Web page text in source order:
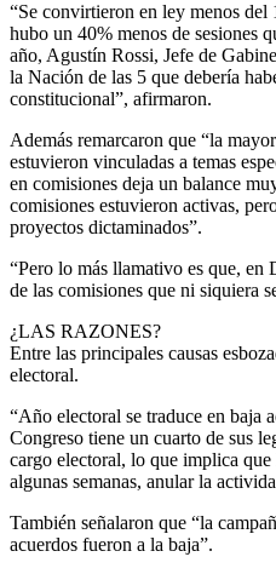
“Se convirtieron en ley menos del
hubo un 40% menos de sesiones
año, Agustín Rossi, Jefe de
la Nación de las 5 que debería
constitucional”, afirmaron.
Además remarcaron que “la
estuvieron vinculadas a temas
en comisiones deja un balance
comisiones estuvieron activas,
proyectos dictaminados”.
“Pero lo más llamativo es que, en
de las comisiones que ni siquiera
¿LAS RAZONES?
Entre las principales causas
electoral.
“Año electoral se traduce en baja
Congreso tiene un cuarto de sus
cargo electoral, lo que implica
algunas semanas, anular la
También señalaron que “la
acuerdos fueron a la baja”.